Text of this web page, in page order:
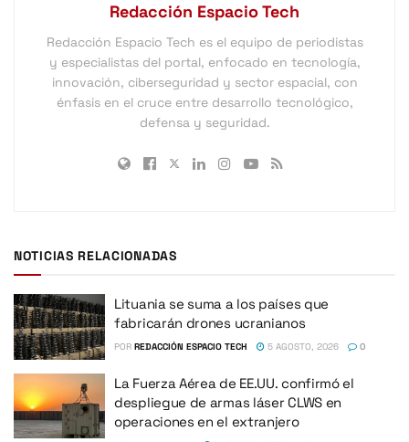
Redacción Espacio Tech
Redacción Espacio Tech es el equipo de periodistas
y especialistas del portal, enfocado en tecnología,
innovación, ciberseguridad y sector espacial, con
énfasis en el cruce entre desarrollo tecnológico,
defensa y seguridad.
NOTICIAS RELACIONADAS
Lituania se suma a los países que
fabricarán drones ucranianos
POR REDACCIÓN ESPACIO TECH 5 AGOSTO, 2026 0
La Fuerza Aérea de EE.UU. confirmó el
despliegue de armas láser CLWS en
operaciones en el extranjero